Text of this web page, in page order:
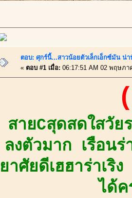
ตอบ: ศุกร์นี้...สาวน้อยตัวเล็กเอ็กซ์มัน น่
« ตอบ #1 เมื่อ: 06:17:51 AM 02 พฤษภา
สายCสุดสดใสวัย
ลงตัวมาก เรือน
ยาศัยดีเฮฮาร่าเริ
ได้ค